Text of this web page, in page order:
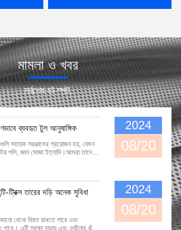
মামলা ও খবর
সর্বশেষ হট স্পট.
ব্যবহৃত টুল আনুষাঙ্গিক
সহায়ক সরঞ্জামের প্রয়োজন হয়, যেমন
পলি, জাল মোজা ইত্যাদি।আমরা তাদের
2024
08/20
ট্রিক্স তারের দড়ি অনেক সুবিধা
থেকে বিরত রাখতে পারে এবং
পারে। এটি সুরক্ষা বাড়ায় এবং দুর্ঘটনার ঝুঁকি
2024
08/20